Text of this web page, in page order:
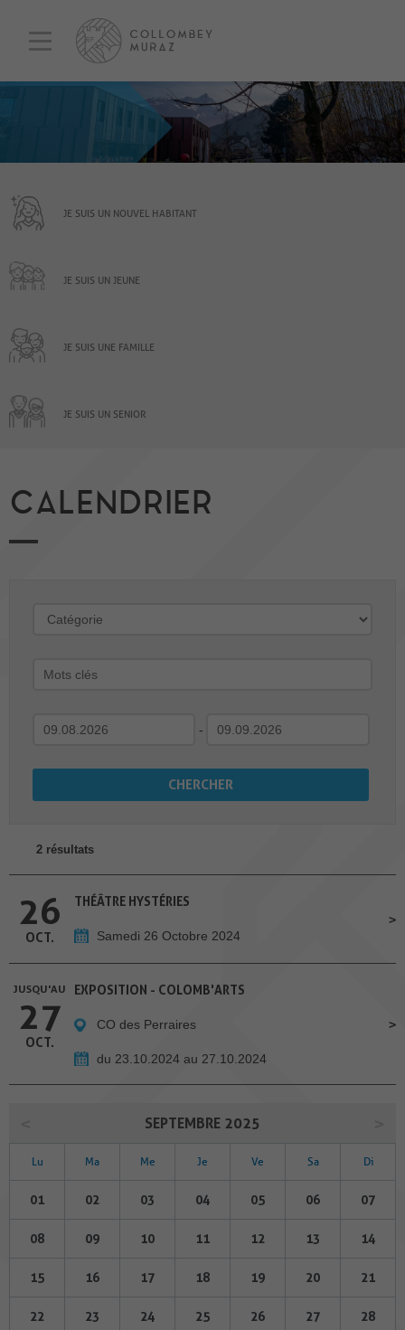
JE SUIS UN NOUVEL HABITANT
JE SUIS UN JEUNE
JE SUIS UNE FAMILLE
JE SUIS UN SENIOR
CALENDRIER
-
2 résultats
26
OCT.
THÉÂTRE HYSTÉRIES
Samedi 26 Octobre 2024
JUSQU'AU
27
OCT.
EXPOSITION - COLOMB'ARTS
CO des Perraires
du 23.10.2024 au 27.10.2024
SEPTEMBRE 2025
Lu Ma Me Je Ve Sa Di
01 02 03 04 05 06 07
08 09 10 11 12 13 14
15 16 17 18 19 20 21
22 23 24 25 26 27 28